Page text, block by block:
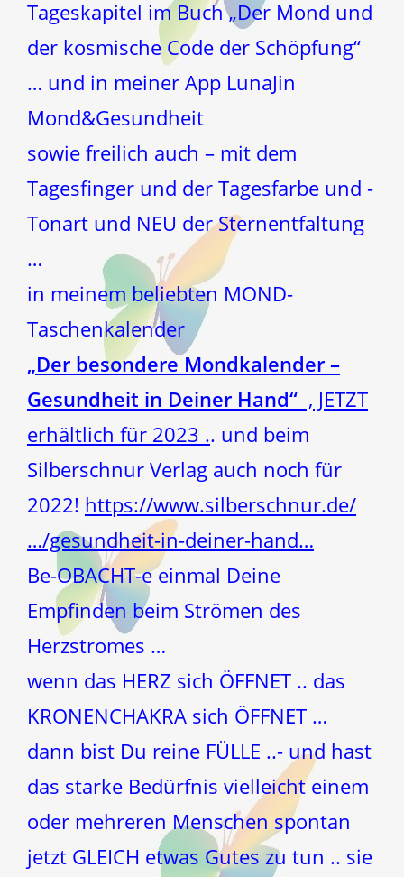
Tageskapitel im Buch „Der Mond und
der kosmische Code der Schöpfung“
… und in meiner App LunaJin
Mond&Gesundheit
sowie freilich auch – mit dem
Tagesfinger und der Tagesfarbe und -
Tonart und NEU der Sternentfaltung
…
in meinem beliebten MOND-
Taschenkalender
„Der besondere Mondkalender –
Gesundheit in Deiner Hand“ , JETZT
erhältlich für 2023 .. und beim
Silberschnur Verlag auch noch für
2022! https://www.silberschnur.de/
…/gesundheit-in-deiner-hand…
Be-OBACHT-e einmal Deine
Empfinden beim Strömen des
Herzstromes …
wenn das HERZ sich ÖFFNET .. das
KRONENCHAKRA sich ÖFFNET …
dann bist Du reine FÜLLE ..- und hast
das starke Bedürfnis vielleicht einem
oder mehreren Menschen spontan
jetzt GLEICH etwas Gutes zu tun .. sie